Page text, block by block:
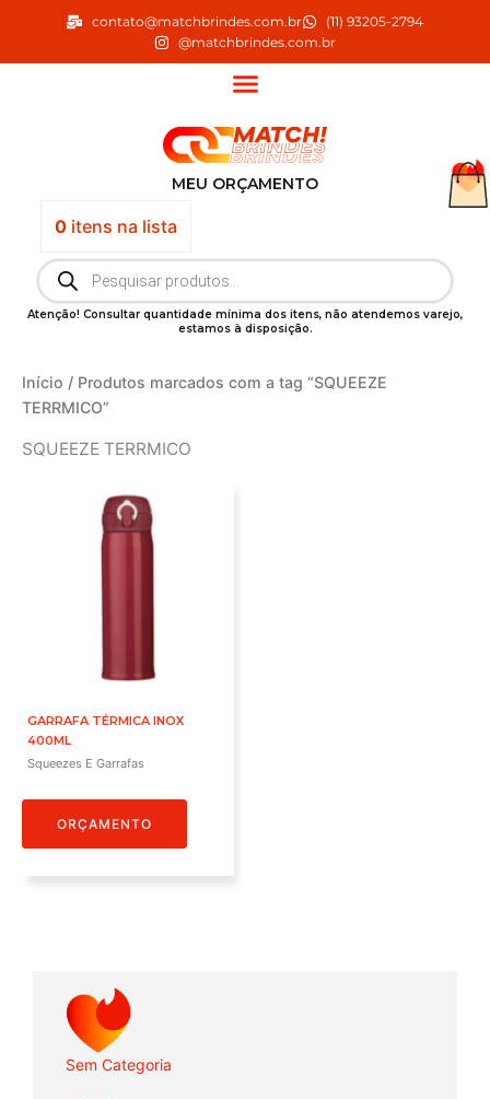
o
contato@matchbrindes.com.br
(11) 93205-2794
@matchbrindes.com.br
MEU ORÇAMENTO
0itens na lista
Pesquisar
produtos
Atenção! Consultar quantidade mínima dos itens, não atendemos varejo,
estamos à disposição.
Sem Categoria
Início / Produtos marcados com a tag “SQUEEZE
TERRMICO”
SQUEEZE TERRMICO
GARRAFA TÉRMICA INOX
400ML
Squeezes E Garrafas
ORÇAMENTO